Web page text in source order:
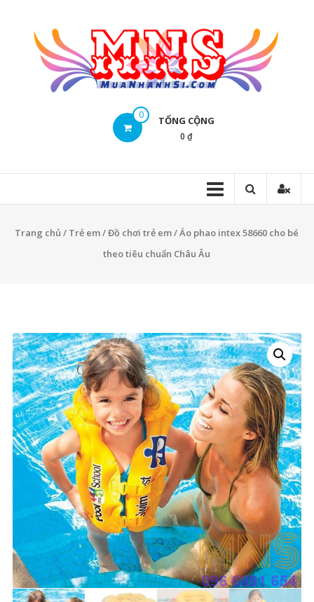
0 TỔNG CỘNG
0 ₫
Trang chủ / Trẻ em/Đồ chơi trẻ em/ Áo phao intex 58660 cho bé
theo tiêu chuẩn Châu Âu